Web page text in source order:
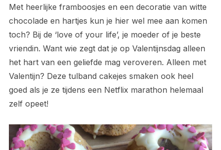
Met heerlijke framboosjes en een decoratie van witte
chocolade en hartjes kun je hier wel mee aan komen
toch? Bij de ‘love of your life’, je moeder of je beste
vriendin. Want wie zegt dat je op Valentijnsdag alleen
het hart van een geliefde mag veroveren. Alleen met
Valentijn? Deze tulband cakejes smaken ook heel
goed als je ze tijdens een Netflix marathon helemaal
zelf opeet!